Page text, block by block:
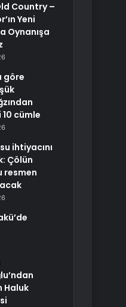
Country –
Yeni
Oynanışa
göre
cümle
ihtiyacını
Çölün
resmen
Haluk